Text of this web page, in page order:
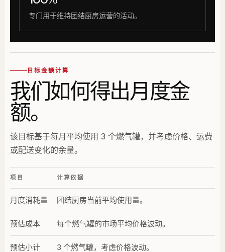
专门用于维持团结厨房运营的活动。
目标金额计算
我们如何得出月度金
额。
该目标基于每月平均使用 3 个燃气罐，并考虑价格、运费
或配送变化的余量。
项目 计算依据
月度消耗量 团结厨房当前平均使用量。
预估成本 每个燃气罐的市场平均价格波动。
预估小计 3 个燃气罐，考虑价格波动。